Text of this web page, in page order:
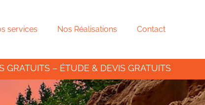
services Nos Réalisations Contact
GRATUITS – ÉTUDE & DEVIS GRATUITS